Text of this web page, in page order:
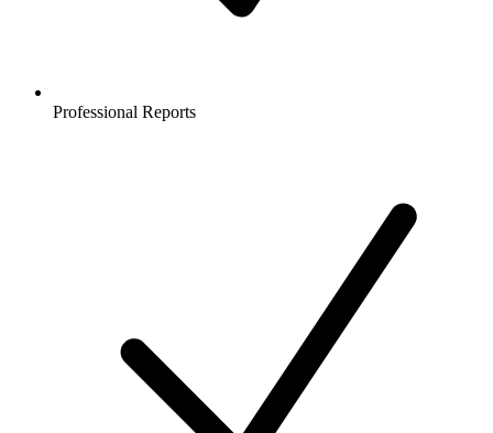
Professional Reports